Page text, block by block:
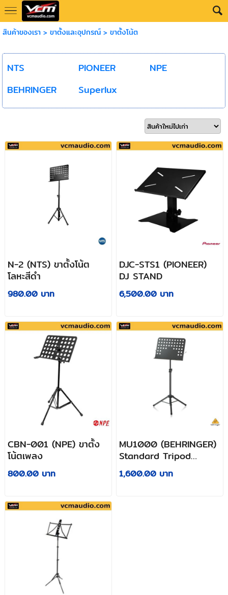
สินค้าของเรา> ขาตั้งและอุปกรณ์> ขาตั้งโน้ต
NTS PIONEER
NPE
BEHRINGER
Superlux
N-2 (NTS) ขาตั้งโน้ต
โลหะสีดำ
980.00 บาท
DJC-STS1 (PIONEER)
DJ STAND
6,500.00 บาท
CBN-001 (NPE) ขาตั้ง
โน้ตเพลง
800.00 บาท
MU1000 (BEHRINGER)
Standard Tripod
Orchestra Sheet
Music Stand
1,600.00 บาท